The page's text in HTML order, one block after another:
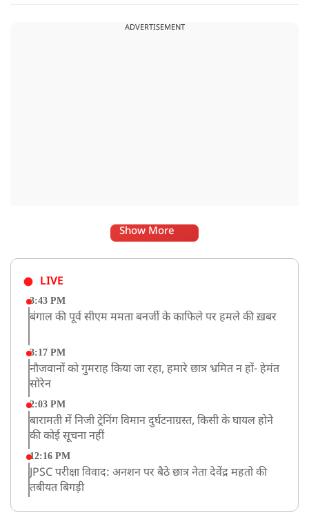
ADVERTISEMENT
Show More
LIVE
3:43 PM
बंगाल की पूर्व सीएम ममता बनर्जी के काफिले पर हमले की ख़बर
3:17 PM
नौजवानों को गुमराह किया जा रहा, हमारे छात्र भ्रमित न हों- हेमंत
सोरेन
2:03 PM
बारामती में निजी ट्रेनिंग विमान दुर्घटनाग्रस्त, किसी के घायल होने
की कोई सूचना नहीं
12:16 PM
JPSC परीक्षा विवाद: अनशन पर बैठे छात्र नेता देवेंद्र महतो की
तबीयत बिगड़ी